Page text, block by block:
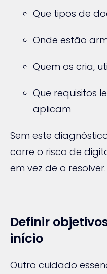
Que tipos de
Onde estão
Quem os cria,
Que requisitos
aplicam
Sem este
corre o risco de
em vez de o resolver.
Definir
início
Outro cuidado